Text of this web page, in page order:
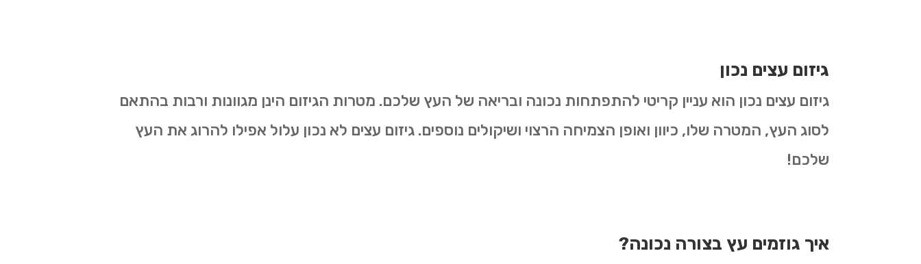
גיזום עצים נכון
גיזום עצים נכון הוא עניין קריטי להתפתחות נכונה ובריאה של העץ שלכם. מטרות הגיזום הינן מגוונות ורבות בהתאם
לסוג העץ, המטרה שלו, כיוון ואופן הצמיחה הרצוי ושיקולים נוספים. גיזום עצים לא נכון עלול אפילו להרוג את העץ
שלכם!
איך גוזמים עץ בצורה נכונה?